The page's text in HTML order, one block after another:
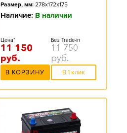
Размер, мм: 278x172x175
Наличие: В наличии
Цена*
11 150
руб.
Без Trade-in
11 750
руб.
В КОРЗИНУ В 1 клик